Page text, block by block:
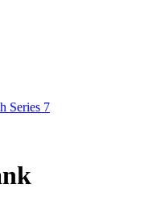
Series 7